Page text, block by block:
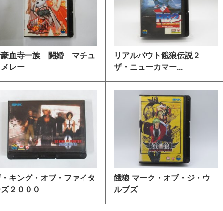
豪血寺一族 闘婚 マチュ
メレー
リアルバウト餓狼伝説２
ザ・ニューカマー...
キング・オブ・ファイタ
２０００
餓狼 マーク・オブ・ジ・ウ
ルブズ